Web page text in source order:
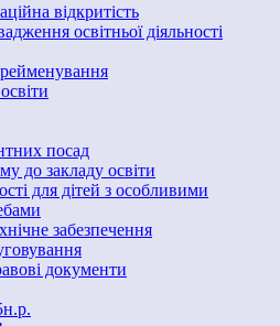
відкритість
освітньої діяльності
посад
до закладу освіти
для дітей з особливими
забезпечення
документи